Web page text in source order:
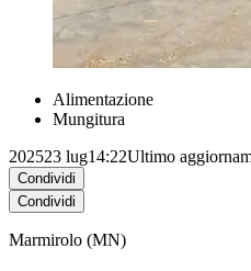
Alimentazione
Mungitura
202523 lug14:22Ultimo
Condividi
Condividi
Marmirolo (MN)